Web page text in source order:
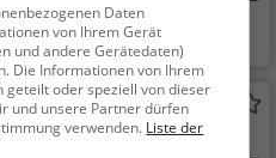
Restaurant, Griec
hisch, Gyros, Mittage
ssen, Abendessen
Gargano
Daten
von Ihrem Gerät
und andere Gerätedaten)
Die Informationen von Ihrem
geteilt oder speziell von dieser
und unsere Partner dürfen
verwenden. Liste der